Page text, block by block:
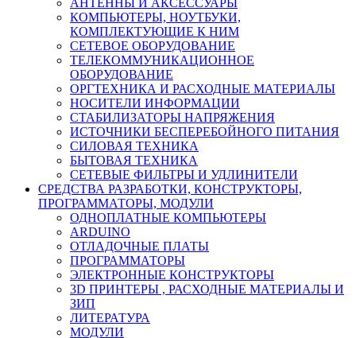
КОМПЬЮТЕРЫ, НОУТБУКИ,
КОМПЛЕКТУЮЩИЕ К НИМ
СЕТЕВОЕ ОБОРУДОВАНИЕ
ТЕЛЕКОММУНИКАЦИОННОЕ
ОБОРУДОВАНИЕ
ОРГТЕХНИКА И РАСХОДНЫЕ МАТЕРИАЛЫ
НОСИТЕЛИ ИНФОРМАЦИИ
СТАБИЛИЗАТОРЫ НАПРЯЖЕНИЯ
ИСТОЧНИКИ БЕСПЕРЕБОЙНОГО ПИТАНИЯ
СИЛОВАЯ ТЕХНИКА
БЫТОВАЯ ТЕХНИКА
СЕТЕВЫЕ ФИЛЬТРЫ И УДЛИНИТЕЛИ
СРЕДСТВА РАЗРАБОТКИ, КОНСТРУКТОРЫ,
ПРОГРАММАТОРЫ, МОДУЛИ
ОДНОПЛАТНЫЕ КОМПЬЮТЕРЫ
ARDUINO
ОТЛАДОЧНЫЕ ПЛАТЫ
ПРОГРАММАТОРЫ
ЭЛЕКТРОННЫЕ КОНСТРУКТОРЫ
3D ПРИНТЕРЫ , РАСХОДНЫЕ МАТЕРИАЛЫ И
ЗИП
ЛИТЕРАТУРА
МОДУЛИ